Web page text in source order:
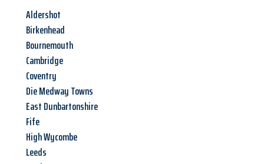
Aldershot
Birkenhead
Bournemouth
Cambridge
Coventry
Die Medway Towns
East Dunbartonshire
Fife
High Wycombe
Leeds